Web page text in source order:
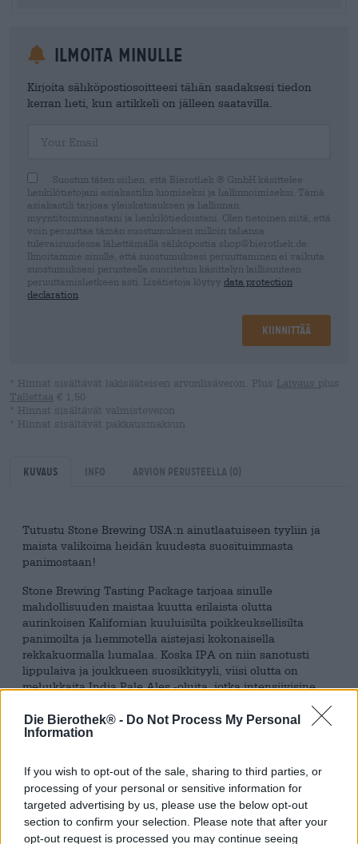
Die Bierothek® - Do Not Process My Personal
Information
If you wish to opt-out of the sale, sharing to third parties, or
processing of your personal or sensitive information for
targeted advertising by us, please use the below opt-out
section to confirm your selection. Please note that after your
opt-out request is processed you may continue seeing
Ilmoita minulle
Kirjoita sähköpostiosoitteesi tähän saadaksesi tiedon
kerran heti, kun artikkeli on jälleen saatavilla.
Suostun täten siihen, että Bierothek ® GmbH käsittelee
henkilötietojani asiakastilin luomiseksi ja hallinnoimiseksi. Tämä
asiakastili tarjoaa yleiskatsauksen ja hallinnan
myyntitoiminnastani ja henkilötiedoistani. Olen tietoinen siitä, että
voin peruuttaa tämän suostumuksen milloin tahansa
tulevaisuudessa lähettämällä sähköpostia shop@bierothek.de.
Ilmoitamme sinulle, että suostumuksesi peruuttaminen ei vaikuta
suostumuksesi perusteella suoritetun käsittelyn laillisuuteen
peruuttamishetkeen asti. Lisätietoja löytyy data protection
declaration
Kiinnittää
* Hinnat sisältävät lakisääteisen arvonlisäveron. Plus Laivaus plus
Tallettaa € 1,50
* Hinnat sisältävät valmisteveron
* Hinnat sisältävät pakkausmaksun
Kuvaus Info Arvion perusteella (0)
Tutustu Stone Brewing USA:n ainutlaatuiseen tyyliin ja
maista valikoima heidän kuudesta suosituimmasta
panimostaan!
Stone Brewing Tasting Package tarjoaa sinulle
mahdollisuuden maistaa kuutta erilaista olutta
aurinkoisen Kalifornian kuuluisilta poikkeuksellisilta
panimoilta ja hemmotella aistejasi kokonaisella
rekkakuormalla humalaa. Koska IPA on niin sanotusti
lippulaiva ja joukkueen suosikkityyli, viisi olutta on
mehukkaita India Pale Ales -oluita, jotka intensiivisine
edustavat intohimoa humalaan valtavia määriä. Tämä
pakkaus tyydyttää kaikki janoisten humalapäiden tarpeet
ja mausteisiin hartsimakuihin.
Erinomaisten IPA:iden lisäksi Stone Brewing Tasting
Package tarjoaa sinulle myös meksikolaisvaikutteisen Salt
& Lime Lagerin, joka muodostaa jännittävän kontrastin